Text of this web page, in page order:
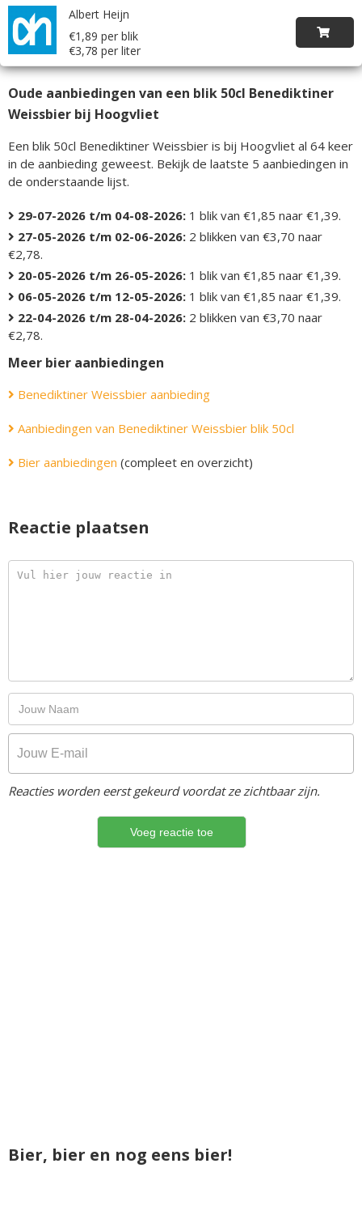
Albert Heijn
€1,89 per blik
€3,78 per liter
Oude aanbiedingen van een blik 50cl Benediktiner
Weissbier bij Hoogvliet
Een blik 50cl Benediktiner Weissbier is bij Hoogvliet al 64 keer
in de aanbieding geweest. Bekijk de laatste 5 aanbiedingen in
de onderstaande lijst.
29-07-2026 t/m 04-08-2026: 1 blik van €1,85 naar €1,39.
27-05-2026 t/m 02-06-2026: 2 blikken van €3,70 naar
€2,78.
20-05-2026 t/m 26-05-2026: 1 blik van €1,85 naar €1,39.
06-05-2026 t/m 12-05-2026: 1 blik van €1,85 naar €1,39.
22-04-2026 t/m 28-04-2026: 2 blikken van €3,70 naar
€2,78.
Meer bier aanbiedingen
Benediktiner Weissbier aanbieding
Aanbiedingen van Benediktiner Weissbier blik 50cl
Bier aanbiedingen (compleet en overzicht)
Reactie plaatsen
Reacties worden eerst gekeurd voordat ze zichtbaar zijn.
Bier, bier en nog eens bier!